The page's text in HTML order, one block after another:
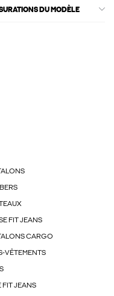
DU MODÈLE
FIT JEANS
CARGO
VÊTEMENTS
FIT JEANS